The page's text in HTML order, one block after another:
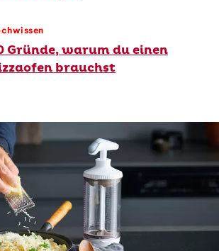
Gründe, warum du einen
brauchst